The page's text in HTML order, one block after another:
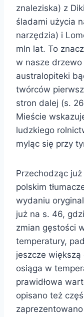
znaleziska) z
śladami użycia
narzędzia) i
mln lat. To
w nasze
australopiteki
twórców
stron dalej (s.
Mieście
ludzkiego
myląc się przy
Przechodząc
polskim
wydaniu
już na s. 46,
zmian gęstości
temperatury,
jeszcze
osiąga w
prawidłowa
opisano też